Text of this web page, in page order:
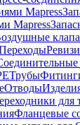
Mapress
Mapress
Трубы
Отводы
для
Фланцевые